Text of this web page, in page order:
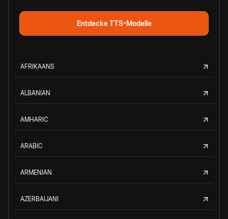
Entdecke TTS-Modelle
AFRIKAANS
ALBANIAN
AMHARIC
ARABIC
ARMENIAN
AZERBAIJANI